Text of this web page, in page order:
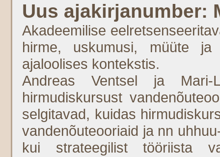
Uus ajakirjanumber:
Akadeemilise
hirme, uskumusi, müüte
ajaloolises kontekstis.
Andreas Ventsel ja
hirmudiskursust
selgitavad, kuidas
vandenõuteooriaid ja nn
kui strateegilist tööriista